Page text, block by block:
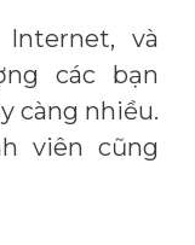
và
các bạn
càng nhiều.
viên cũng